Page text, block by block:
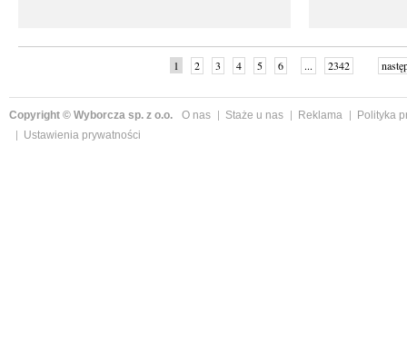
1 2 3 4 5 6 ... 2342
Copyright © Wyborcza sp. z o.o. O nas Staże u nas Reklama
Polityka
Ustawienia prywatności